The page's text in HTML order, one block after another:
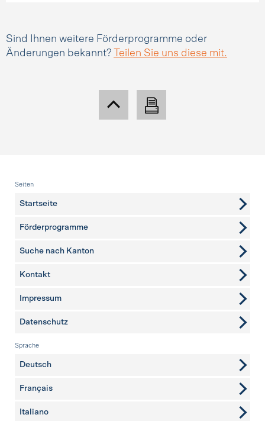
Sind Ihnen weitere Förderprogramme oder
Änderungen bekannt?
Teilen Sie uns diese mit.
Fusszeile
Seiten
Startseite
Förderprogramme
Suche nach Kanton
weitere Seiten
Kontakt
Impressum
Datenschutz
Sprache
Deutsch
Français
Italiano